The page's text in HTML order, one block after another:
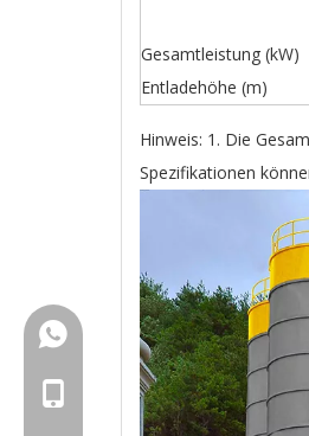
Gesamtleistung (kW)
Entladehöhe (m)
Hinweis: 1. Die
Spezifikationen
+86-18150503129
+86-18150503129